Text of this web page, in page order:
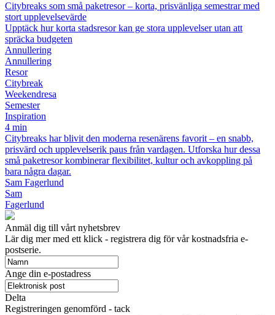
Citybreaks som små paketresor – korta, prisvänliga semestrar med
stort upplevelsevärde
Upptäck hur korta stadsresor kan ge stora upplevelser utan att
spräcka budgeten
Annullering
Annullering
Resor
Citybreak
Weekendresa
Semester
Inspiration
4 min
Citybreaks har blivit den moderna resenärens favorit – en snabb,
prisvärd och upplevelserik paus från vardagen. Utforska hur dessa
små paketresor kombinerar flexibilitet, kultur och avkoppling på
bara några dagar.
Sam Fagerlund
Sam
Fagerlund
Anmäl dig till vårt nyhetsbrev
Lär dig mer med ett klick - registrera dig för vår kostnadsfria e-
postserie.
Ange din e-postadress
Delta
Registreringen genomförd - tack